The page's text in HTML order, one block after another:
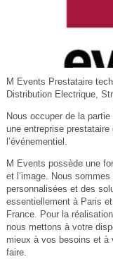
M Events Prestataire
Distribution Electrique,
Nous occuper de la
une entreprise
l’événementiel.
M Events possède une
et l’image. Nous
personnalisées et des
essentiellement à Paris
France. Pour la
nous mettons à votre
mieux à vos besoins et à
faire.